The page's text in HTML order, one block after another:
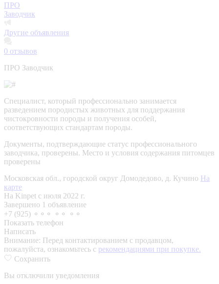
ПРО
Заводчик
Другие объявления
0 отзывов
ПРО Заводчик
Специалист, который профессионально занимается
разведением породистых животных для поддержания
чистокровности породы и получения особей,
соответствующих стандартам породы.
Документы, подтверждающие статус профессионального
заводчика, проверены. Место и условия содержания питомцев
проверены
Московская обл., городской округ Домодедово, д. Кучино На
карте
На Kinpet c июля 2022 г.
Завершено 1 объявление
+7 (925) ⚬⚬⚬ ⚬⚬ ⚬⚬
Показать телефон
Написать
Внимание: Перед контактированием с продавцом,
пожалуйста, ознакомьтесь с рекомендациями при покупке.
Сохранить
Вы отключили уведомления